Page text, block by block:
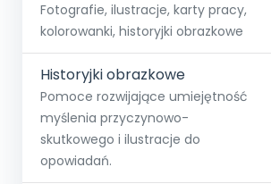
Fotografie, ilustracje, karty pracy,
kolorowanki, historyjki obrazkowe
Historyjki obrazkowe
Pomoce rozwijające umiejętność
myślenia przyczynowo-
skutkowego i ilustracje do
opowiadań.